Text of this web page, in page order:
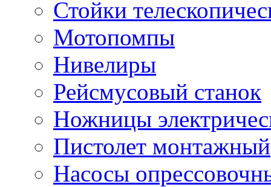
Стойки
Мотопомпы
Нивелиры
Рейсмусовый станок
Ножницы
Пистолет монтажный
Насосы